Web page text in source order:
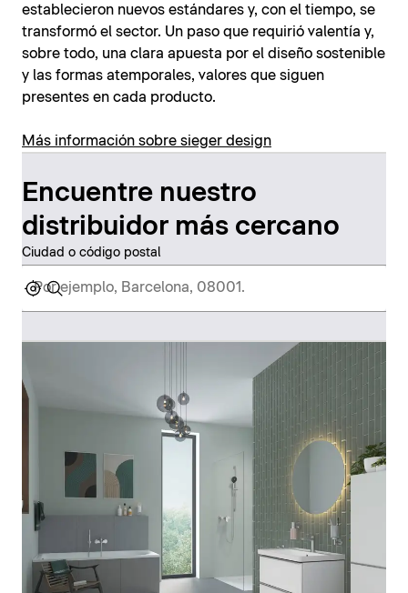
establecieron nuevos estándares y, con el tiempo, se
transformó el sector. Un paso que requirió valentía y,
sobre todo, una clara apuesta por el diseño sostenible
y las formas atemporales, valores que siguen
presentes en cada producto.
Más información sobre sieger design
Encuentre nuestro
distribuidor más cercano
Ciudad o código postal